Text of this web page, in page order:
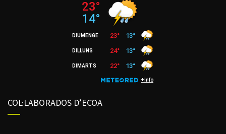
COL·LABORADOS D’ECOA